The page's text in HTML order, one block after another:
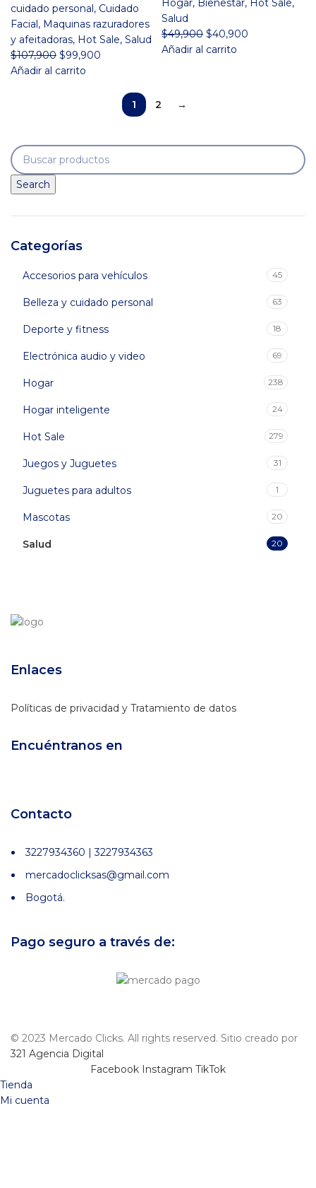
Search
Categorías
Accesorios para vehículos 45
Belleza y cuidado personal 63
Deporte y fitness 18
Electrónica audio y video 69
Hogar 238
Hogar inteligente 24
Hot Sale 279
Juegos y Juguetes 31
Juguetes para adultos 1
Mascotas 20
Salud 20
cuidado personal, Cuidado
Facial, Maquinas razuradores
y afeitadoras, Hot Sale, Salud
$107,900 El
precio
$99,900
$99,900.
Añadir al carrito
Hogar, Bienestar, Hot Sale,
Salud
$49,900 El
precio
$40,900
Añadir al carrito
1 2 →
Enlaces
Políticas de privacidad y Tratamiento de datos
Encuéntranos en
Contacto
3227934360 | 3227934363
mercadoclicksas@gmail.com
Bogotá.
Pago seguro a través de:
© 2023 Mercado Clicks. All rights reserved. Sitio creado por
321 Agencia Digital
Facebook Instagram TikTok
Tienda
Mi cuenta